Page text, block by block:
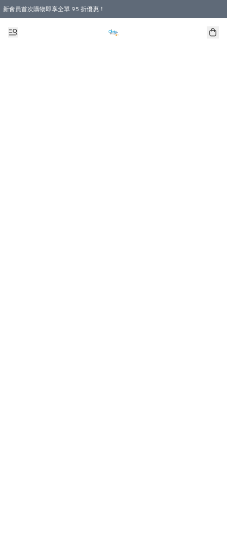
新會員首次購物即享全單 95 折優惠！
購物滿 HKD 800.00即享免運費優惠！（適用於 本地送貨、本地取貨 )